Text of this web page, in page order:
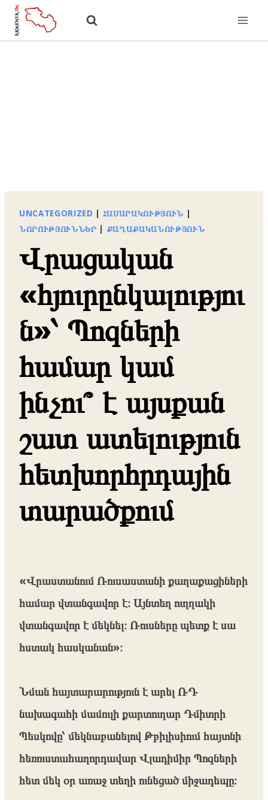
Skip
UNCATEGORIZED ՀԱՍԱՐԱԿՈՒԹՅՈՒՆ|
ՆՈՐՈՒԹՅՈՒՆՆԵՐ| ՔԱՂԱՔԱԿԱՆՈՒԹՅՈՒՆ
Վրացական
«հյուրընկալությու
ն»՝ Պոզների
համար կամ
ինչու՞ է այսքան
շատ ատելություն
հետխորհրդային
տարածքում
«Վրաստանում Ռուսաստանի քաղաքացիների
համար վտանգավոր է։ Այնտեղ ուղղակի
վտանգավոր է մեկնել։ Ռուսները պետք է սա
հստակ հասկանան»։
Նման հայտարարություն է արել ՌԴ
նախագահի մամուլի քարտուղար Դմիտրի
Պեսկովը՝ մեկնաբանելով Թբիլիսիում հայտնի
հեռուստահաղորդավար Վլադիմիր Պոզների
հետ մեկ օր առաջ տեղի ունեցած միջադեպը։